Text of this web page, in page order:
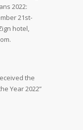
2022:
21st-
hotel,
the
Year 2022”